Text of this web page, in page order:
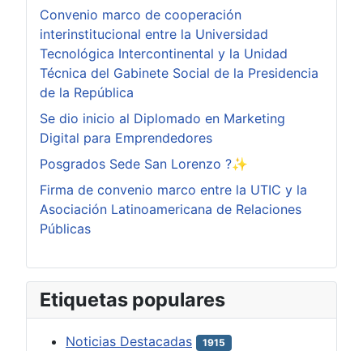
Convenio marco de cooperación
interinstitucional entre la Universidad
Tecnológica Intercontinental y la Unidad
Técnica del Gabinete Social de la Presidencia
de la República
Se dio inicio al Diplomado en Marketing
Digital para Emprendedores
Posgrados Sede San Lorenzo ?✨
Firma de convenio marco entre la UTIC y la
Asociación Latinoamericana de Relaciones
Públicas
Etiquetas populares
Noticias Destacadas 1915